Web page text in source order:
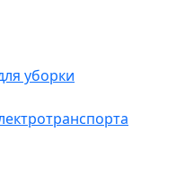
уборки